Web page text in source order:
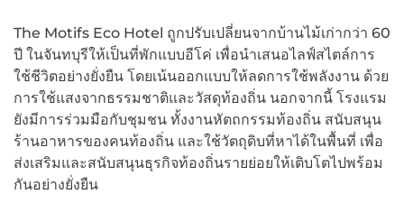
The Motifs Eco Hotel ถูกปรับเปลี่ยนจากบ้านไม้เก่ากว่า 60
ปี ในจันทบุรีให้เป็นที่พักแบบอีโค่ เพื่อนำเสนอไลฟ์สไตล์การ
ใช้ชีวิตอย่างยั่งยืน โดยเน้นออกแบบให้ลดการใช้พลังงาน ด้วย
การใช้แสงจากธรรมชาติและวัสดุท้องถิ่น นอกจากนี้ โรงแรม
ยังมีการร่วมมือกับชุมชน ทั้งงานหัตถกรรมท้องถิ่น สนับสนุน
ร้านอาหารของคนท้องถิ่น และใช้วัตถุดิบที่หาได้ในพื้นที่ เพื่อ
ส่งเสริมและสนับสนุนธุรกิจท้องถิ่นรายย่อยให้เติบโตไปพร้อม
กันอย่างยั่งยืน